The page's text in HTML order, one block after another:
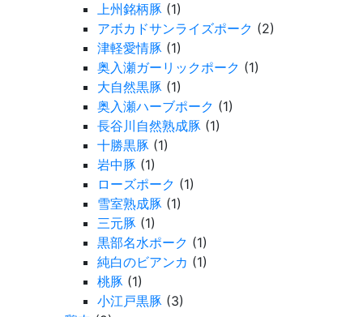
上州銘柄豚 (1)
アボカドサンライズポーク (2)
津軽愛情豚 (1)
奥入瀬ガーリックポーク (1)
大自然黒豚 (1)
奥入瀬ハーブポーク (1)
長谷川自然熟成豚 (1)
十勝黒豚 (1)
岩中豚 (1)
ローズポーク (1)
雪室熟成豚 (1)
三元豚 (1)
黒部名水ポーク (1)
純白のビアンカ (1)
桃豚 (1)
小江戸黒豚 (3)